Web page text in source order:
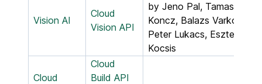
Vision AI
Cloud
Vision API
by Jeno Pal, Tamas
Koncz, Balazs Varkoly,
Peter Lukacs, Eszter
Kocsis
Cloud
Cloud
Build API